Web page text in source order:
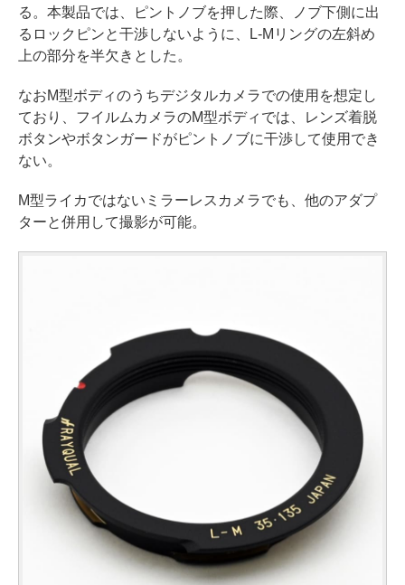
る。本製品では、ピントノブを押した際、ノブ下側に出
るロックピンと干渉しないように、L-Mリングの左斜め
上の部分を半欠きとした。
なおM型ボディのうちデジタルカメラでの使用を想定し
ており、フイルムカメラのM型ボディでは、レンズ着脱
ボタンやボタンガードがピントノブに干渉して使用でき
ない。
M型ライカではないミラーレスカメラでも、他のアダプ
ターと併用して撮影が可能。